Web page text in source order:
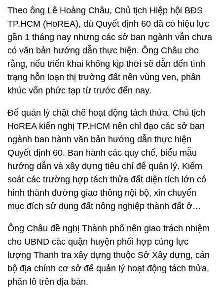
Theo ông Lê Hoàng Châu, Chủ tịch Hiệp hội BĐS
TP.HCM (HoREA), dù Quyết định 60 đã có hiệu lực
gần 1 tháng nay nhưng các sở ban ngành vẫn chưa
có văn bản hướng dẫn thực hiện. Ông Châu cho
rằng, nếu triển khai không kịp thời sẽ dẫn đến tình
trạng hỗn loạn thị trường đất nền vùng ven, phân
khúc vốn phức tạp từ trước đến nay.
Để quản lý chặt chẽ hoạt động tách thửa, Chủ tịch
HoREA kiến nghị TP.HCM nên chỉ đạo các sở ban
ngành ban hành văn bản hướng dẫn thực hiện
Quyết định 60. Ban hành các quy chế, biểu mẫu
hướng dẫn và xây dựng tiêu chí để quản lý. Kiểm
soát các trường hợp tách thửa đất diện tích lớn có
hình thành đường giao thông nội bộ, xin chuyển
mục đích sử dụng đất nông nghiệp thành đất ở…
Ông Châu đề nghị Thành phố nên giao trách nhiệm
cho UBND các quận huyện phối hợp cùng lực
lượng Thanh tra xây dựng thuộc Sở Xây dựng, cán
bộ địa chính cơ sở để quản lý hoạt động tách thửa,
phân lô trên địa bàn.